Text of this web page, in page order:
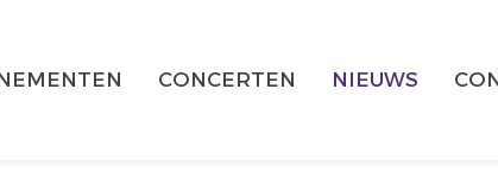
CONCERTEN NIEUWS